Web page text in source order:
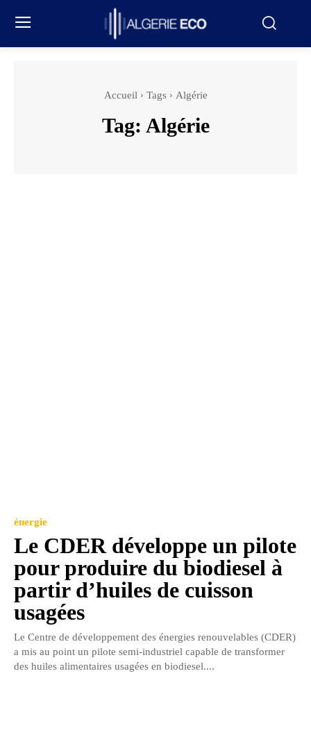
Accueil Tags Algérie
Tag: Algérie
énergie
Le CDER développe un pilote
pour produire du biodiesel à
partir d’huiles de cuisson
usagées
Le Centre de développement des énergies renouvelables (CDER)
a mis au point un pilote semi-industriel capable de transformer
des huiles alimentaires usagées en biodiesel....